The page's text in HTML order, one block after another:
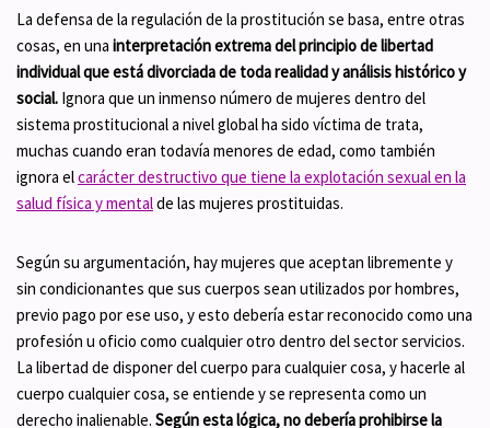
La defensa de la regulación de la prostitución se basa, entre otras
cosas, en una interpretación extrema del principio de libertad
individual que está divorciada de toda realidad y análisis histórico y
social. Ignora que un inmenso número de mujeres dentro del
sistema prostitucional a nivel global ha sido víctima de trata,
muchas cuando eran todavía menores de edad, como también
ignora elcarácter destructivo que tiene la explotación sexual en la
salud física y mentalde las mujeres prostituidas.
Según su argumentación, hay mujeres que aceptan libremente y
sin condicionantes que sus cuerpos sean utilizados por hombres,
previo pago por ese uso, y esto debería estar reconocido como una
profesión u oficio como cualquier otro dentro del sector servicios.
La libertad de disponer del cuerpo para cualquier cosa, y hacerle al
cuerpo cualquier cosa, se entiende y se representa como un
derecho inalienable. Según esta lógica, no debería prohibirse la